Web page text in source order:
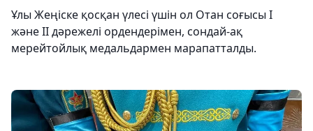
Ұлы Жеңіске қосқан үлесі үшін ол Отан соғысы І
және ІІ дәрежелі ордендерімен, сондай-ақ
мерейтойлық медальдармен марапатталды.